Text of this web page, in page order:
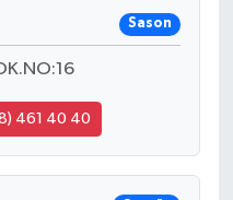
Sason
461 40 40